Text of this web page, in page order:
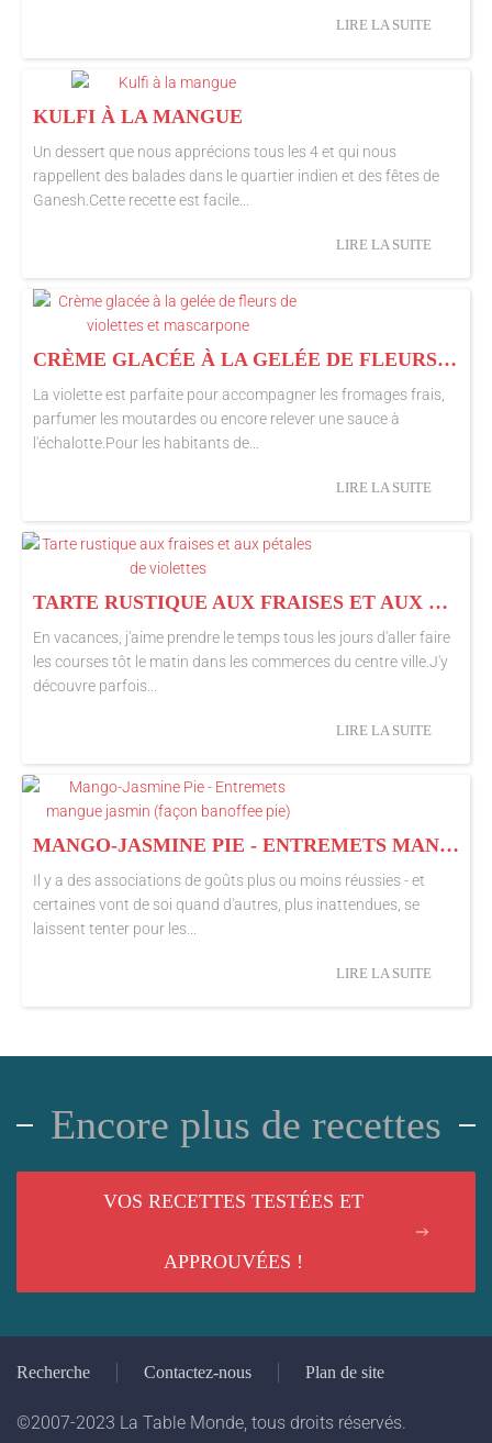
LIRE LA SUITE
KULFI À LA MANGUE
Un dessert que nous apprécions tous les 4 et qui nous
rappellent des balades dans le quartier indien et des fêtes de
Ganesh.Cette recette est facile...
LIRE LA SUITE
CRÈME GLACÉE À LA GELÉE DE FLEURS DE VIOLETTES ET MASCARPONE
La violette est parfaite pour accompagner les fromages frais,
parfumer les moutardes ou encore relever une sauce à
l'échalotte.Pour les habitants de...
LIRE LA SUITE
TARTE RUSTIQUE AUX FRAISES ET AUX PÉTALES DE VIOLETTES
En vacances, j'aime prendre le temps tous les jours d'aller faire
les courses tôt le matin dans les commerces du centre ville.J'y
découvre parfois...
LIRE LA SUITE
MANGO-JASMINE PIE - ENTREMETS MANGUE JASMIN (FAÇON BANOFFEE PIE)
Il y a des associations de goûts plus ou moins réussies - et
certaines vont de soi quand d'autres, plus inattendues, se
laissent tenter pour les...
LIRE LA SUITE
Encore plus de recettes
VOS RECETTES TESTÉES ET
APPROUVÉES !
Recherche Contactez-nous Plan de site
©2007-2023 La Table Monde, tous droits réservés.